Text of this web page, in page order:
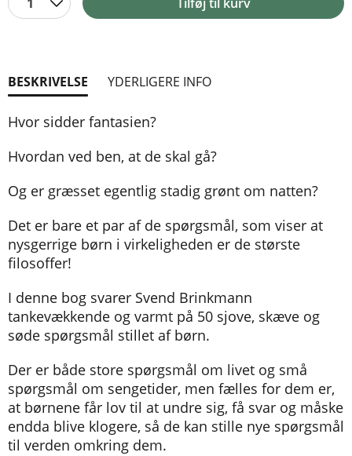
BESKRIVELSE YDERLIGERE INFO
Hvor sidder fantasien?
Hvordan ved ben, at de skal gå?
Og er græsset egentlig stadig grønt om natten?
Det er bare et par af de spørgsmål, som viser at
nysgerrige børn i virkeligheden er de største
filosoffer!
I denne bog svarer Svend Brinkmann
tankevækkende og varmt på 50 sjove, skæve og
søde spørgsmål stillet af børn.
Der er både store spørgsmål om livet og små
spørgsmål om sengetider, men fælles for dem er,
at børnene får lov til at undre sig, få svar og måske
endda blive klogere, så de kan stille nye spørgsmål
til verden omkring dem.